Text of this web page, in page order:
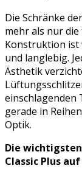
Die Schränke
mehr als nur
Konstruktion ist
und langlebig.
Ästhetik
einschlagenden
gerade in
Optik.
Die
Classic Plus